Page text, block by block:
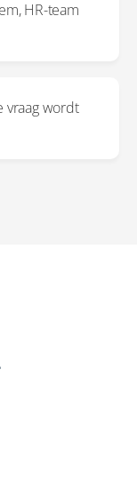
HR-team
vraag wordt